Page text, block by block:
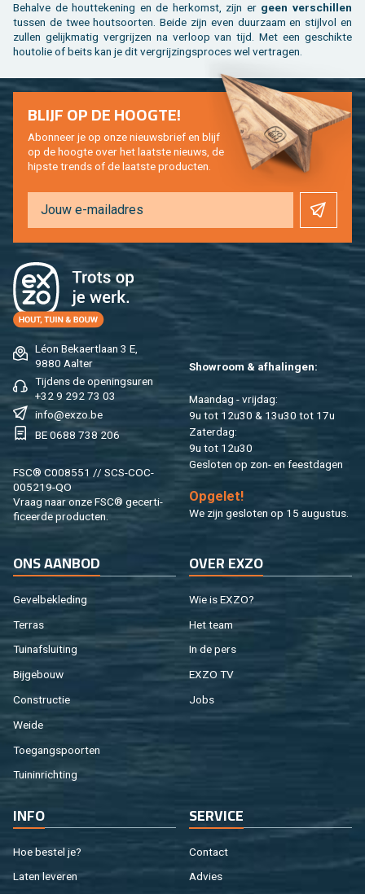
Be­hal­ve de hout­te­ke­ning en de her­komst, zijn er geen ver­schil­len
tus­sen de twee hout­soor­ten. Beide zijn even duur­zaam en stijl­vol en
zul­len ge­lijk­ma­tig ver­grij­zen na ver­loop van tijd. Met een ge­schik­te
hout­olie of beits kan je dit ver­grij­zings­pro­ces wel ver­tra­gen.
Léon Be­kaert­laan 3 E,
9880 Aal­ter
Tij­dens de ope­nings­uren
+32 9 292 73 03
info@​exzo.​be
BE 0688 738 206
FSC® C008551 // SCS-COC-
005219-QO
Vraag naar onze FSC® ge­cer­ti­
fi­ceer­de pro­duc­ten.
Show­room & af­ha­lin­gen:
Maan­dag - vrij­dag:
9u tot 12u30 & 13u30 tot 17u
Za­ter­dag:
9u tot 12u30
Ge­slo­ten op zon- en feest­da­gen
Op­ge­let!
We zijn ge­slo­ten op 15 au­gus­tus.
BLIJF OP DE HOOG­TE!
Abon­neer je op onze nieuws­brief en blijf
op de hoog­te over het laat­ste nieuws, de
hip­s­te trends of de laat­ste pro­duc­ten.
ONS AAN­BOD
Ge­vel­be­kle­ding
Ter­ras
Tuin­af­slui­ting
Bij­ge­bouw
Con­struc­tie
Weide
Toe­gangs­poor­ten
Tuin­in­rich­ting
OVER EXZO
Wie is EXZO?
Het team
In de pers
EXZO TV
Jobs
INFO
Hoe be­stel je?
Laten le­ve­ren
SER­VI­CE
Con­tact
Ad­vies